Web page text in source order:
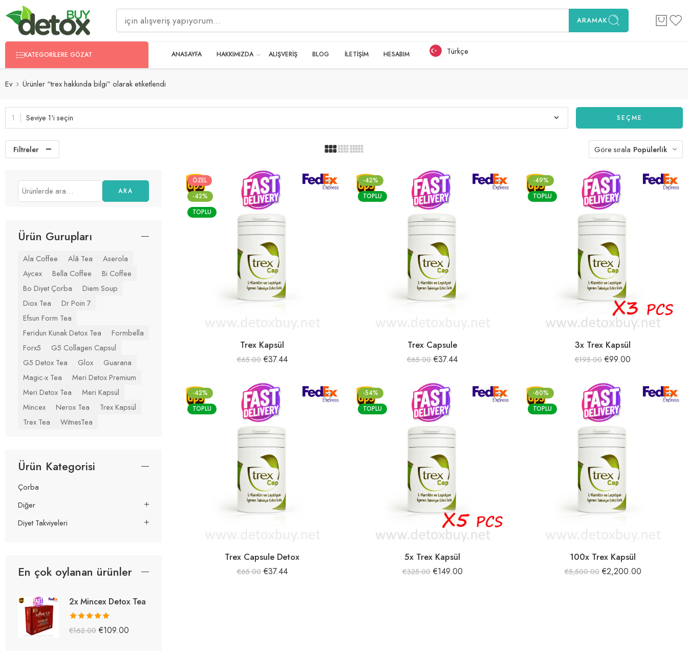
ARAMAK
KATEGORILERE GÖZAT ANASAYFA HAKKIMIZDA ALIŞVERİŞ BLOG İLETİŞİM HESABIM Türkçe
Ev Ürünler “trex hakkında bilgi” olarak etiketlendi
Seviye 1'i seçin SEÇME
Filtreler Göre sırala Popülerlik
ÖZEL
-42%
TOPLU
Trex Kapsül
€65.00 €37.44
-42%
TOPLU
Trex Capsule
€65.00 €37.44
-49%
TOPLU
3x Trex Kapsül
€195.00 €99.00
-42%
TOPLU
Trex Capsule Detox
€65.00 €37.44
-54%
TOPLU
5x Trex Kapsül
€325.00 €149.00
-60%
TOPLU
100x Trex Kapsül
€5,500.00 €2,200.00
ARA
Ürün Gurupları
Ala Coffee Alâ Tea
Aserola
Aycex
Bella Coffee
Bi Coffee
Bo Diyet Çorba
Diem Soup
Diox Tea
Dr Poin 7
Efsun Form Tea
Feridun Kunak Detox Tea
Formbella
Forx5
G5 Collagen Capsul
G5 Detox Tea
Glox
Guarana
Magic-x Tea
Meri Detox Premium
Meri Detox Tea
Meri Kapsül
Mincex
Nerox Tea
Trex Kapsül
Trex Tea
WitnesTea
Ürün Kategorisi
Çorba
Diğer
Diyet Takviyeleri
En çok oylanan ürünler
2x Mincex Detox Tea
5 üzerinden
€162.00 €109.00